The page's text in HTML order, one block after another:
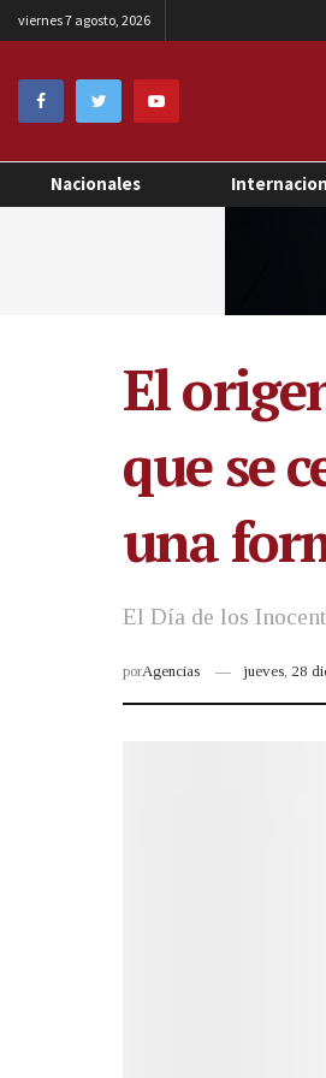
viernes 7 agosto, 2026
Nacionales
El
que se
una
El Día de los
porAgencias jueves, 28